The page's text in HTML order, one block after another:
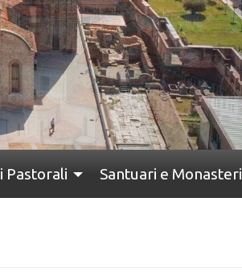
Pastorali Santuari e Monasteri